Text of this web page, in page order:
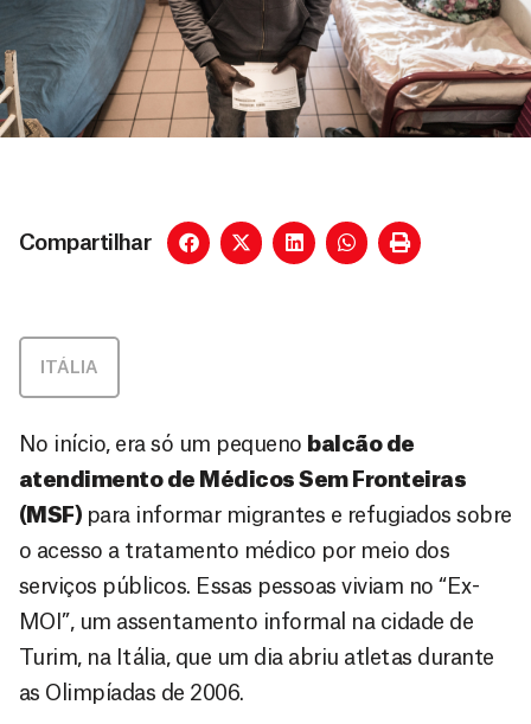
Compartilhar
ITÁLIA
No início, era só um pequeno balcão de
atendimento de Médicos Sem Fronteiras
(MSF) para informar migrantes e refugiados sobre
o acesso a tratamento médico por meio dos
serviços públicos. Essas pessoas viviam no “Ex-
MOI”, um assentamento informal na cidade de
Turim, na Itália, que um dia abriu atletas durante
as Olimpíadas de 2006.